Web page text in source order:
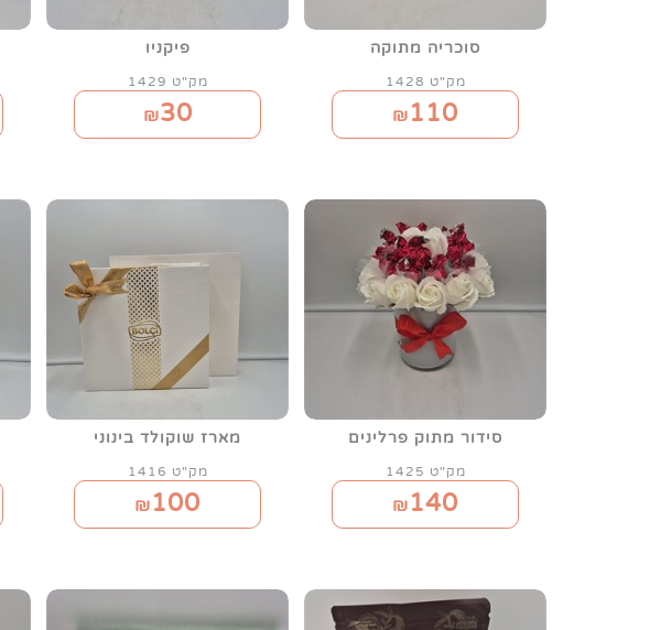
סוכריה מתוקה
מק"ט 1428
₪ 110
פיקניו
מק"ט 1429
₪30
סידור מתוק פרלינים
מק"ט 1425
₪ 140
מארז שוקולד בינוני
מק"ט 1416
₪ 100